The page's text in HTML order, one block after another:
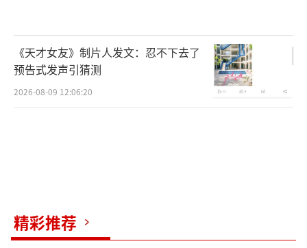
《天才女友》制片人发文：忍不下去了
预告式发声引猜测
2026-08-09 12:06:20
精彩推荐